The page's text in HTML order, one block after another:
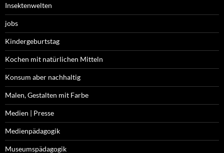
Insektenwelten
jobs
Kindergeburtstag
Kochen mit natürlichen Mitteln
Konsum aber nachhaltig
Malen, Gestalten mit Farbe
Medien | Presse
Medienpädagogik
Museumspädagogik